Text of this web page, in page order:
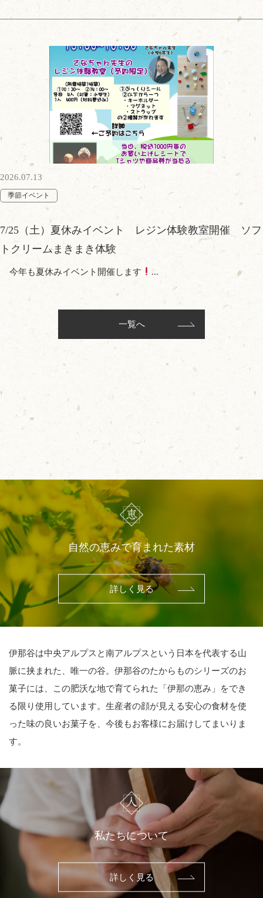
2026.07.13
季節イベント
7/25（土）夏休みイベント レジン体験教室開催 ソフ
トクリームまきまき体験
今年も夏休みイベント開催します ...
一覧へ
自然の恵みで育まれた素材
詳しく見る
伊那谷は中央アルプスと南アルプスという日本を代表する山
脈に挟まれた、唯一の谷。伊那谷のたからものシリーズのお
菓子には、この肥沃な地で育てられた「伊那の恵み」をでき
る限り使用しています。生産者の顔が見える安心の食材を使
った味の良いお菓子を、今後もお客様にお届けしてまいりま
す。
私たちについて
詳しく見る